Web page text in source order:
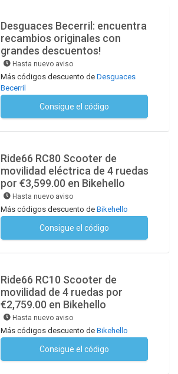
Desguaces Becerril: encuentra
recambios originales con
grandes descuentos!
Hasta nuevo aviso
Más códigos descuento de Desguaces
Becerril
Consigue el código
Ride66 RC80 Scooter de
movilidad eléctrica de 4 ruedas
por €3,599.00 en Bikehello
Hasta nuevo aviso
Más códigos descuento de Bikehello
Consigue el código
Ride66 RC10 Scooter de
movilidad de 4 ruedas por
€2,759.00 en Bikehello
Hasta nuevo aviso
Más códigos descuento de Bikehello
Consigue el código